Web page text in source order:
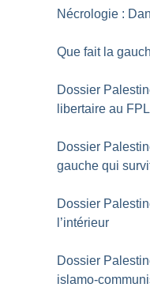
Nécrologie :
Que fait la
Dossier
libertaire au
Dossier
gauche qui
Dossier
l’intérieur
Dossier
islamo-